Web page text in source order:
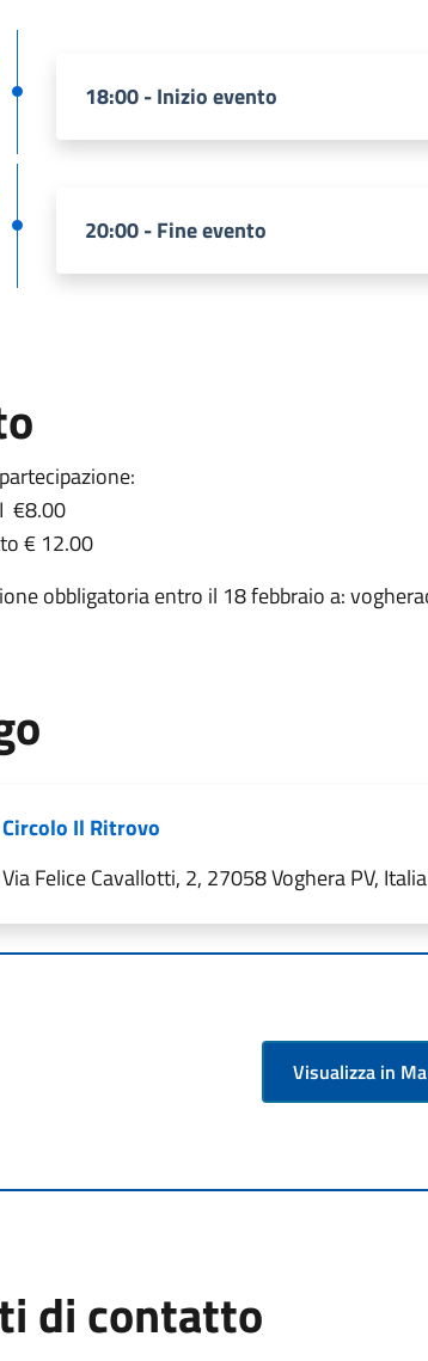
18:00 - Inizio evento
20:00 - Fine evento
€8.00
€ 12.00
obbligatoria entro il 18 febbraio a:
Circolo Il Ritrovo
Via Felice Cavallotti, 2, 27058 Voghera PV, Italia
Visualizza in
di contatto